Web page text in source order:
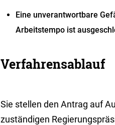
Eine unverantwortbare
Arbeitstempo ist
Verfahrensablauf
Sie stellen den Antrag auf
zuständigen